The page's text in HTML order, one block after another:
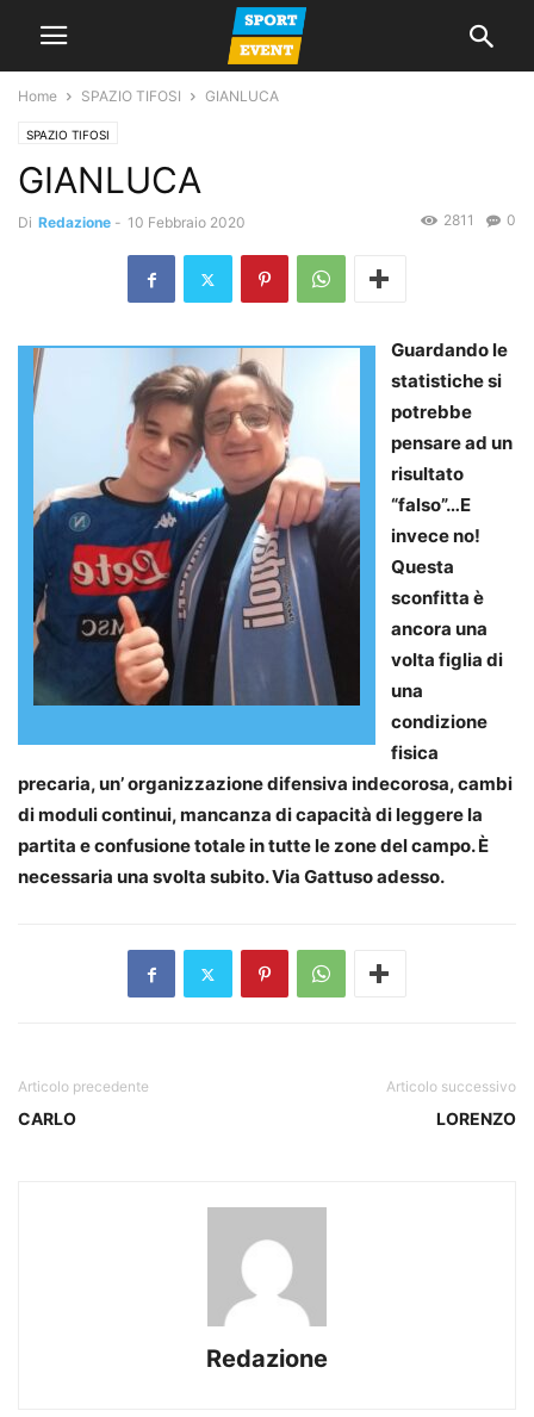
Home SPAZIO TIFOSI GIANLUCA
SPAZIO TIFOSI
GIANLUCA
Di Redazione - 10 Febbraio 2020 0
2811
Guardando le
statistiche si
potrebbe
pensare ad un
risultato
“falso”…E
invece no!
Questa
sconfitta è
ancora una
volta figlia di
una
condizione
fisica
precaria, un’ organizzazione difensiva indecorosa, cambi
di moduli continui, mancanza di capacità di leggere la
partita e confusione totale in tutte le zone del campo. È
necessaria una svolta subito. Via Gattuso adesso.
Articolo precedente
CARLO
Articolo successivo
LORENZO
Redazione